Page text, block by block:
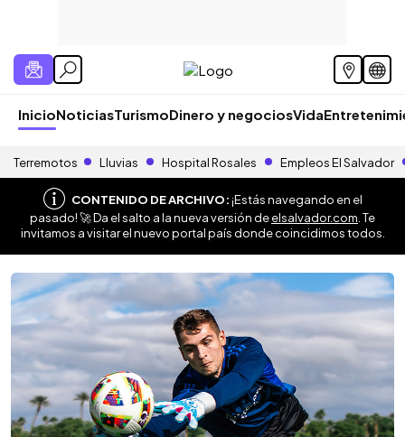
InicioNoticiasTurismoDinero y negociosVida
Terremotos Lluvias Hospital Rosales Empleos El Salvador
CONTENIDO DE ARCHIVO:¡Estás navegando en el
pasado! 🚀 Da el salto a la nueva versión deelsalvador.com . Te
invitamos a visitar el nuevo portal país donde coincidimos todos.